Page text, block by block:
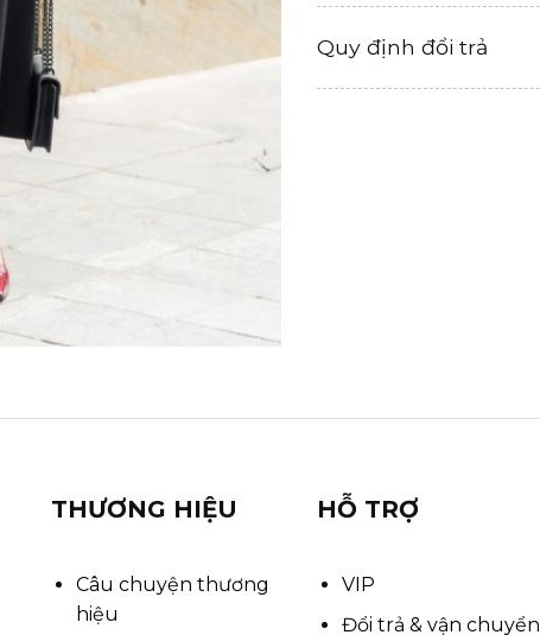
Quy định đổi trả
THƯƠNG HIỆU
Câu chuyện thương
hiệu
HỖ TRỢ
VIP
Đổi trả & vận chuyển